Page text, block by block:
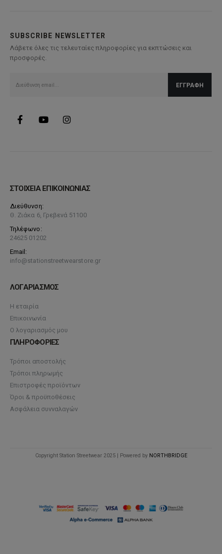
SUBSCRIBE NEWSLETTER
Λάβετε όλες τις τελευταίες πληροφορίες για εκπτώσεις και
προσφορές.
ΣΤΟΙΧΕΙΑ ΕΠΙΚΟΙΝΩΝΙΑΣ
Διεύθυνση:
Θ. Ζιάκα 6, Γρεβενά 51100
Τηλέφωνο:
24625 01202
Email:
info@stationstreetwearstore.gr
ΛΟΓΑΡΙΑΣΜΟΣ
Η εταιρία
Επικοινωνία
Ο λογαριασμός μου
ΠΛΗΡΟΦΟΡΙΕΣ
Τρόποι αποστολής
Τρόποι πληρωμής
Επιστροφές προϊόντων
Όροι & προϋποθέσεις
Ασφάλεια συνναλαγών
Copyright Station Streetwear 2025 | Powered by NORTHBRIDGE